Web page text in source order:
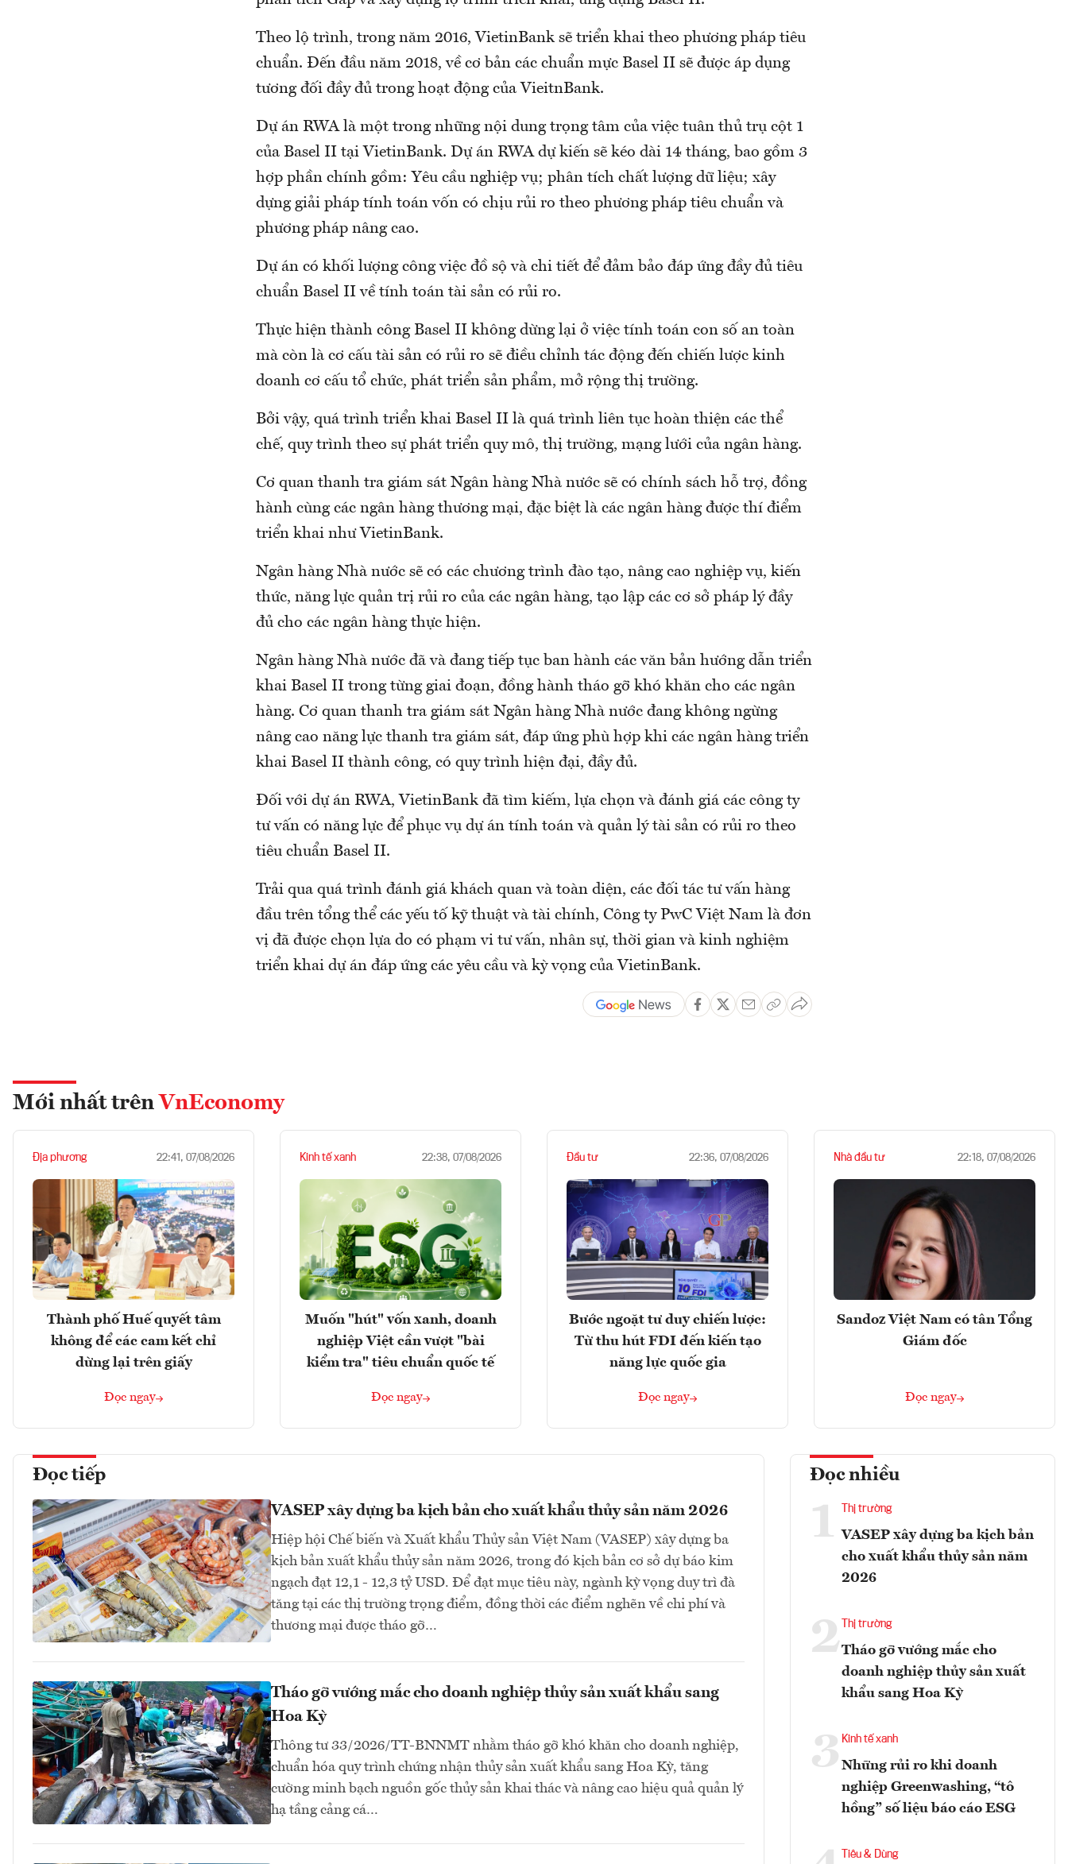
Theo lộ trình, trong năm 2016, VietinBank sẽ triển khai theo phương pháp tiêu
chuẩn. Đến đầu năm 2018, về cơ bản các chuẩn mực Basel II sẽ được áp dụng
tương đối đầy đủ trong hoạt động của VieitnBank.
Dự án RWA là một trong những nội dung trọng tâm của việc tuân thủ trụ cột 1
của Basel II tại VietinBank. Dự án RWA dự kiến sẽ kéo dài 14 tháng, bao gồm 3
hợp phần chính gồm: Yêu cầu nghiệp vụ; phân tích chất lượng dữ liệu; xây
dựng giải pháp tính toán vốn có chịu rủi ro theo phương pháp tiêu chuẩn và
phương pháp nâng cao.
Dự án có khối lượng công việc đồ sộ và chi tiết để đảm bảo đáp ứng đầy đủ tiêu
chuẩn Basel II về tính toán tài sản có rủi ro.
Thực hiện thành công Basel II không dừng lại ở việc tính toán con số an toàn
mà còn là cơ cấu tài sản có rủi ro sẽ điều chỉnh tác động đến chiến lược kinh
doanh cơ cấu tổ chức, phát triển sản phẩm, mở rộng thị trường.
Bởi vậy, quá trình triển khai Basel II là quá trình liên tục hoàn thiện các thể
chế, quy trình theo sự phát triển quy mô, thị trường, mạng lưới của ngân hàng.
Cơ quan thanh tra giám sát Ngân hàng Nhà nước sẽ có chính sách hỗ trợ, đồng
hành cùng các ngân hàng thương mại, đặc biệt là các ngân hàng được thí điểm
triển khai như VietinBank.
Ngân hàng Nhà nước sẽ có các chương trình đào tạo, nâng cao nghiệp vụ, kiến
thức, năng lực quản trị rủi ro của các ngân hàng, tạo lập các cơ sở pháp lý đầy
đủ cho các ngân hàng thực hiện.
Ngân hàng Nhà nước đã và đang tiếp tục ban hành các văn bản hướng dẫn triển
khai Basel II trong từng giai đoạn, đồng hành tháo gỡ khó khăn cho các ngân
hàng. Cơ quan thanh tra giám sát Ngân hàng Nhà nước đang không ngừng
nâng cao năng lực thanh tra giám sát, đáp ứng phù hợp khi các ngân hàng triển
khai Basel II thành công, có quy trình hiện đại, đầy đủ.
Đối với dự án RWA, VietinBank đã tìm kiếm, lựa chọn và đánh giá các công ty
tư vấn có năng lực để phục vụ dự án tính toán và quản lý tài sản có rủi ro theo
tiêu chuẩn Basel II.
Trải qua quá trình đánh giá khách quan và toàn diện, các đối tác tư vấn hàng
đầu trên tổng thể các yếu tố kỹ thuật và tài chính, Công ty PwC Việt Nam là đơn
vị đã được chọn lựa do có phạm vi tư vấn, nhân sự, thời gian và kinh nghiệm
triển khai dự án đáp ứng các yêu cầu và kỳ vọng của VietinBank.
Mới nhất trên VnEconomy
Địa phương 22:41, 07/08/2026
Thành phố Huế quyết tâm
không để các cam kết chỉ
dừng lại trên giấy
Đọc ngay
Kinh tế xanh 22:38, 07/08/2026
Muốn "hút" vốn xanh, doanh
nghiệp Việt cần vượt "bài
kiểm tra" tiêu chuẩn quốc tế
Đọc ngay
Đầu tư 22:36, 07/08/2026
Bước ngoặt tư duy chiến lược:
Từ thu hút FDI đến kiến tạo
năng lực quốc gia
Đọc ngay
Nhà đầu tư 22:18, 07/08/2026
Sandoz Việt Nam có tân Tổng
Giám đốc
Đọc ngay
Đọc tiếp
VASEP xây dựng ba kịch bản cho xuất khẩu thủy sản năm 2026
Hiệp hội Chế biến và Xuất khẩu Thủy sản Việt Nam (VASEP) xây dựng ba
kịch bản xuất khẩu thủy sản năm 2026, trong đó kịch bản cơ sở dự báo kim
ngạch đạt 12,1 - 12,3 tỷ USD. Để đạt mục tiêu này, ngành kỳ vọng duy trì đà
tăng tại các thị trường trọng điểm, đồng thời các điểm nghẽn về chi phí và
thương mại được tháo gỡ…
Tháo gỡ vướng mắc cho doanh nghiệp thủy sản xuất khẩu sang
Hoa Kỳ
Thông tư 33/2026/TT-BNNMT nhằm tháo gỡ khó khăn cho doanh nghiệp,
chuẩn hóa quy trình chứng nhận thủy sản xuất khẩu sang Hoa Kỳ, tăng
cường minh bạch nguồn gốc thủy sản khai thác và nâng cao hiệu quả quản lý
hạ tầng cảng cá…
Đọc nhiều
1 Thị trường
VASEP xây dựng ba kịch bản
cho xuất khẩu thủy sản năm
2026
2 Thị trường
Tháo gỡ vướng mắc cho
doanh nghiệp thủy sản xuất
khẩu sang Hoa Kỳ
3 Kinh tế xanh
Những rủi ro khi doanh
nghiệp Greenwashing, “tô
hồng” số liệu báo cáo ESG
Tiêu & Dùng